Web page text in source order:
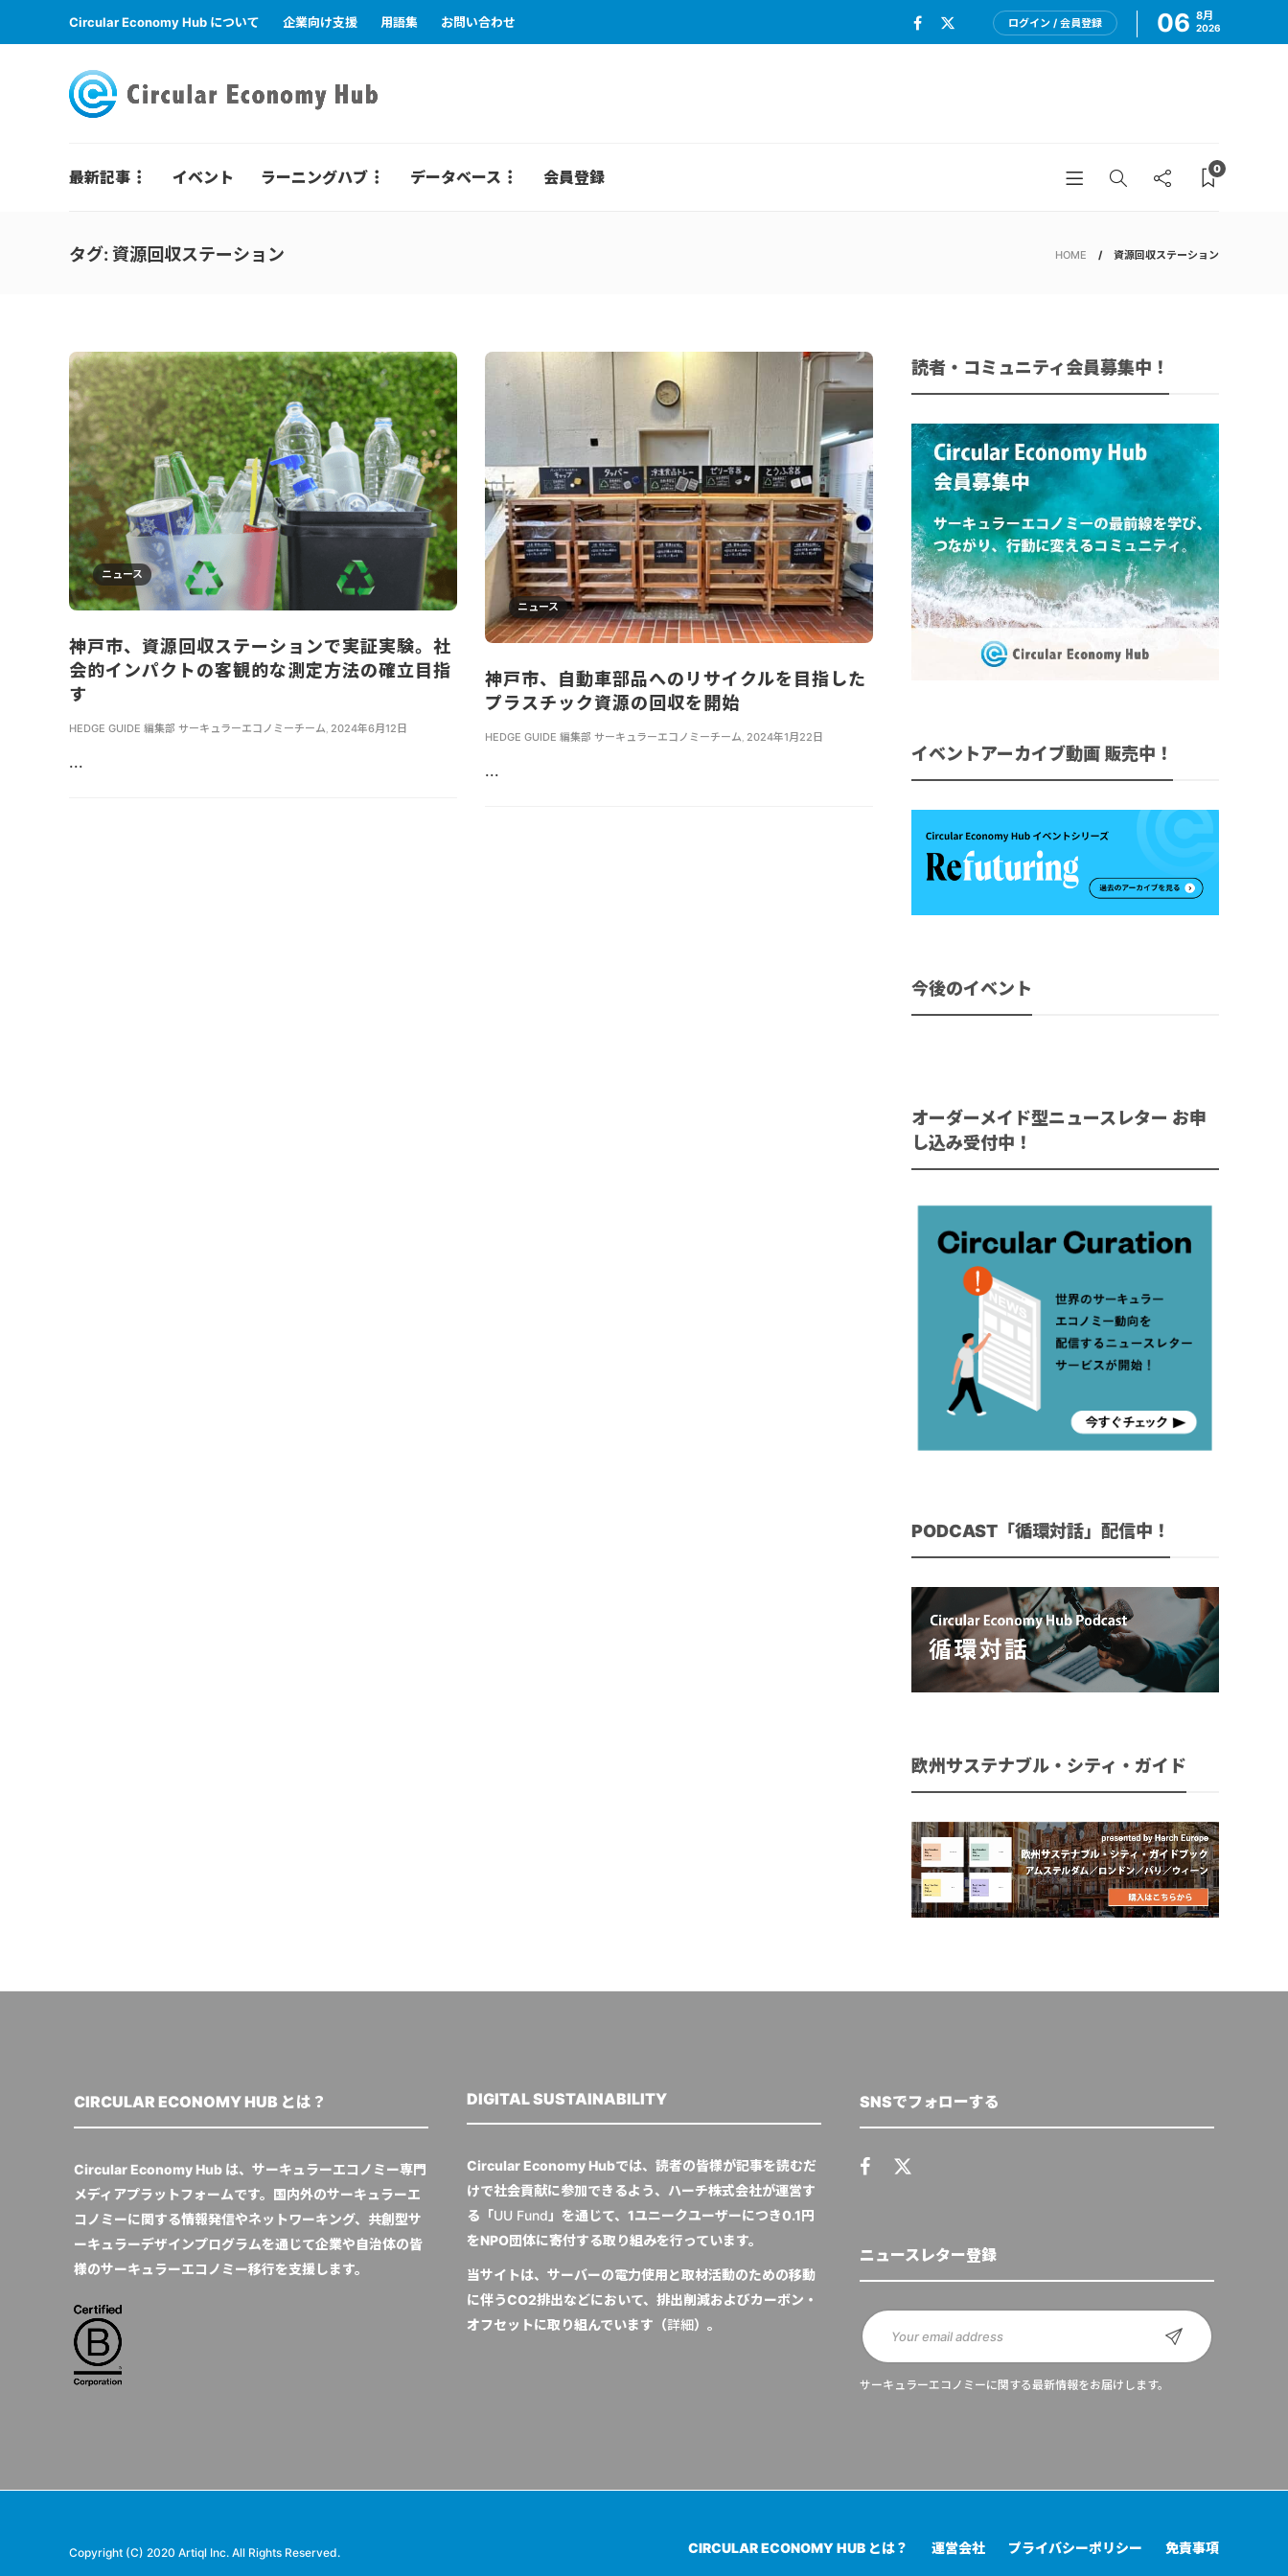
Circular Economy Hub について 企業向け支援 用語集 お問い合わせ ログイン / 会員登録 06 8月
2026
最新記事 イベント ラーニングハブ データベース 会員登録 0
タグ: 資源回収ステーション HOME 資源回収ステーション
ニュース
神戸市、資源回収ステーションで実証実験。社
会的インパクトの客観的な測定方法の確立目指
す
HEDGE GUIDE 編集部 サーキュラーエコノミーチーム 2024年6月12日
...
ニュース
神戸市、自動車部品へのリサイクルを目指した
プラスチック資源の回収を開始
HEDGE GUIDE 編集部 サーキュラーエコノミーチーム 2024年1月22日
...
読者・コミュニティ会員募集中！
イベントアーカイブ動画 販売中！
今後のイベント
オーダーメイド型ニュースレター お申
し込み受付中！
PODCAST「循環対話」配信中！
欧州サステナブル・シティ・ガイド
CIRCULAR ECONOMY HUB とは？
Circular Economy Hub は、サーキュラーエコノミー専門
メディアプラットフォームです。国内外のサーキュラーエ
コノミーに関する情報発信やネットワーキング、共創型サ
ーキュラーデザインプログラムを通じて企業や自治体の皆
様のサーキュラーエコノミー移行を支援します。
DIGITAL SUSTAINABILITY
Circular Economy Hubでは、読者の皆様が記事を読むだ
けで社会貢献に参加できるよう、ハーチ株式会社が運営す
る「UU Fund」を通じて、1ユニークユーザーにつき0.1円
をNPO団体に寄付する取り組みを行っています。
当サイトは、サーバーの電力使用と取材活動のための移動
に伴うCO2排出などにおいて、排出削減およびカーボン・
オフセットに取り組んでいます（詳細）。
SNSでフォローする
ニュースレター登録
サーキュラーエコノミーに関する最新情報をお届けします。
Copyright (C) 2020 Artiql Inc. All Rights Reserved. CIRCULAR ECONOMY HUB とは？ 運営会社 プライバシーポリシー 免責事項